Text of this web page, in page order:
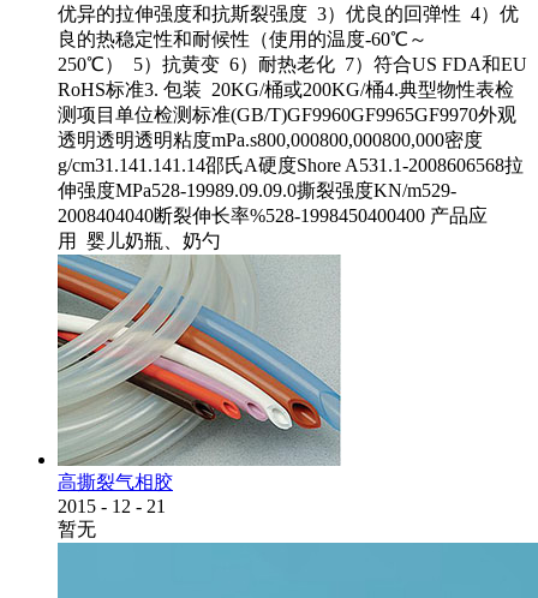
优异的拉伸强度和抗斯裂强度 3）优良的回弹性 4）优
良的热稳定性和耐候性（使用的温度-60℃～
250℃） 5）抗黄变 6）耐热老化 7）符合US FDA和EU
RoHS标准3. 包装 20KG/桶或200KG/桶4.典型物性表检
测项目单位检测标准(GB/T)GF9960GF9965GF9970外观
透明透明透明粘度mPa.s800,000800,000800,000密度
g/cm31.141.141.14邵氏A硬度Shore A531.1-2008606568拉
伸强度MPa528-19989.09.09.0撕裂强度KN/m529-
2008404040断裂伸长率%528-1998450400400 产品应
用 婴儿奶瓶、奶勺
高撕裂气相胶
2015 - 12 - 21
暂无